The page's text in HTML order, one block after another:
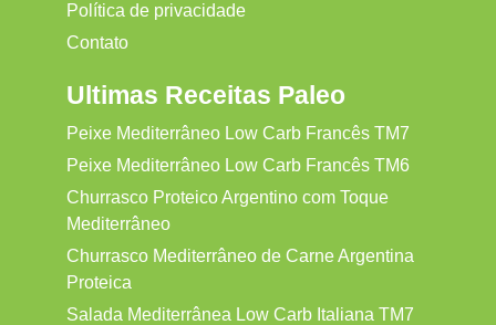
Política de privacidade
Contato
Ultimas Receitas Paleo
Peixe Mediterrâneo Low Carb Francês TM7
Peixe Mediterrâneo Low Carb Francês TM6
Churrasco Proteico Argentino com Toque
Mediterrâneo
Churrasco Mediterrâneo de Carne Argentina
Proteica
Salada Mediterrânea Low Carb Italiana TM7